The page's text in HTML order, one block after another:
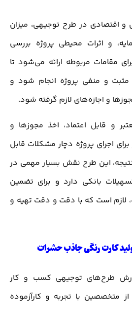
و اقتصادی در طرح توجیهی، میزان
و اثرات محیطی پروژه بررسی
مقامات مربوطه ارائه می‌شود تا
مثبت و منفی پروژه انجام شود و
و اجازه‌های لازم گرفته شود.
و قابل اعتماد، اخذ مجوزها و
اجرای پروژه دچار مشکلات قابل
این طرح نقش بسیار مهمی در
بانکی دارد و برای تضمین
لازم است که با دقت و دقت تهیه و
کارت رنگی جاذب حشرات
طرح‌های توجیهی کسب و کار
متخصصین با تجربه و کارآزموده